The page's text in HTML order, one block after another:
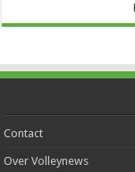
Contact
Over Volleynews